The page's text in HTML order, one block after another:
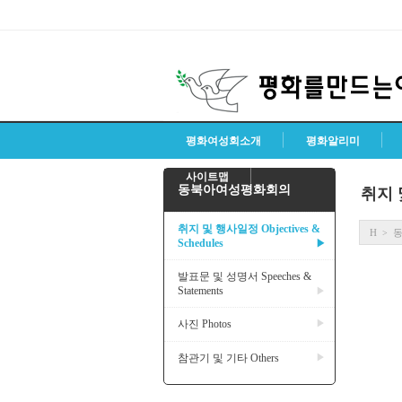
평화여성회소개 평화알리미
사이트맵
동북아여성평화회의
취지 및 행사일정 Objectives &
Schedules
▶
발표문 및 성명서 Speeches &
Statements
▶
사진 Photos ▶
참관기 및 기타 Others ▶
취지
H >